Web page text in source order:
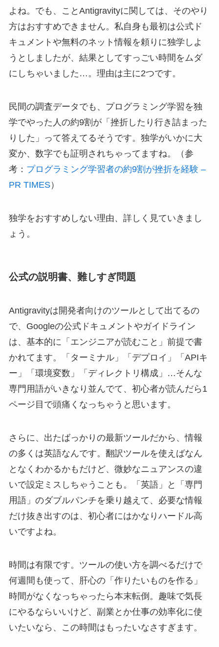
よね。でも、ことAntigravityに関しては、そのやり
方はおすすめできません。私自身も最初は公式ド
キュメントや無料のネット情報を頼りに独学しよ
うとしましたが、結果としてすっごい時間をムダ
にしちゃいました…。理由は主に2つです。
民間の調査データでも、プログラミング学習を独
学でやった人の約9割が「挫折したり行き詰まった
りした」って答えてるそうです。独学がいかに大
変か、数字でも証明されちゃってますね。（参
考： プログラミング学習者の約9割が挫折を経験 –
PR TIMES）
独学をおすすめしない理由、詳しく見ていきまし
ょう。
公式の説明書、難しすぎ問題
Antigravityは開発者向けのツールとして出てるの
で、Googleの公式ドキュメントやガイドライン
は、基本的に「エンジニアが読むこと」前提で書
かれてます。「ターミナル」「デプロイ」「APIキ
ー」「環境変数」「ディレクトリ構成」…そんな
専門用語がいきなり並んでて、初心者が読んだら1
ページ目で頭痛くなっちゃうと思います。
さらに、出たばっかりの最新ツールだから、情報
の多くは英語なんです。翻訳ツールを使えばなん
となくわかるかもだけど、微妙なニュアンスの違
いで設定ミスしちゃうことも。「英語」と「専門
用語」のダブルパンチを乗り越えて、必要な情報
だけ抜き出すのは、初心者にはかなりハードル高
いですよね。
時間は有限です。ツールの使い方を調べるだけで
何週間も使って、肝心の「作りたいものを作る」
時間がなくなっちゃったら本末転倒。趣味で気長
にやるならいいけど、副業とか仕事の効率化に使
いたいなら、この時間はもったいなさすぎます。